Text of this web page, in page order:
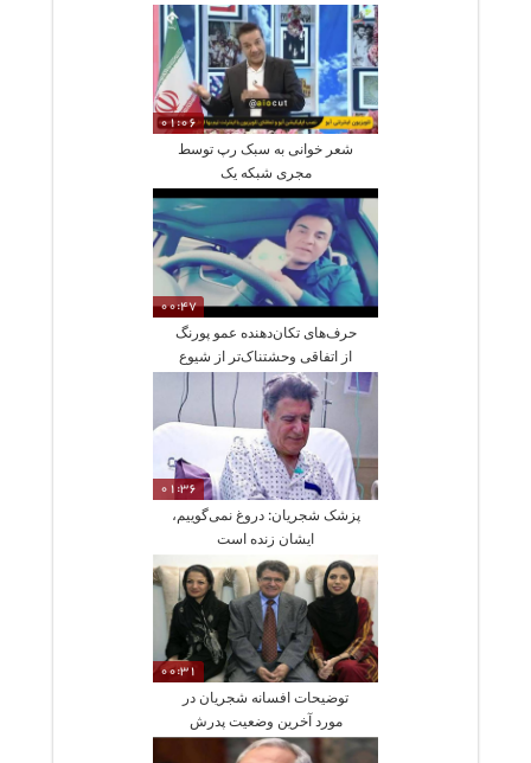
حاضران
01:06
شعر خوانی به سبک رپ توسط
مجری شبکه یک
00:47
حرف‌های تکان‌دهنده عمو پورنگ
از اتفاقی وحشتناک‌تر از شیوع
کرونا
01:36
پزشک شجریان: دروغ نمی‌گوییم،
ایشان زنده است
00:31
توضیحات افسانه شجریان در
مورد آخرین وضعیت پدرش